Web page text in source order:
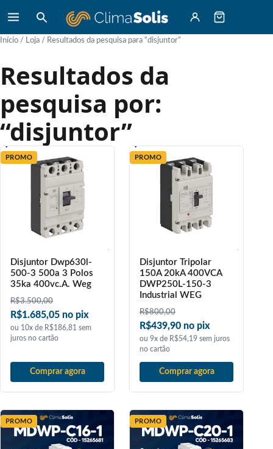
Início / Loja / Resultados da pesquisa para “disjuntor”
Resultados da
pesquisa por:
“disjuntor”
PROMO
Disjuntor Dwp630l-
500-3 500a 3 Polos
35ka 400vc.A. Weg
R$3.500,00
R$1.685,05 no pix
ou 10x de R$186,81 sem
juros no cartão
Comprar agora
PROMO
Disjuntor Tripolar
150A 20kA 400VCA
DWP250L-150-3
Industrial WEG
R$800,00
R$439,90 no pix
ou 9x de R$54,19 sem juros
no cartão
Comprar agora
PROMO PROMO